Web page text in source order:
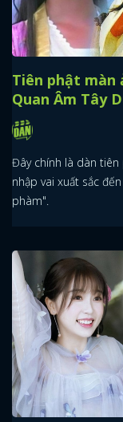
Tiên phật màn
Quan Âm Tây
Đây chính là dàn tiên
nhập vai xuất sắc
phàm".